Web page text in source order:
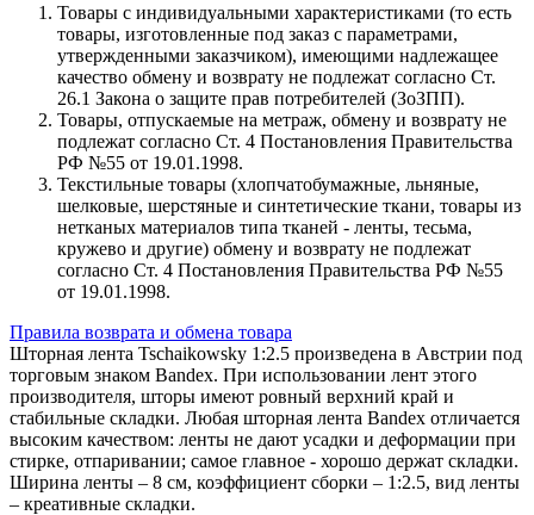
Товары с индивидуальными характеристиками (то есть
товары, изготовленные под заказ с параметрами,
утвержденными заказчиком), имеющими надлежащее
качество обмену и возврату не подлежат согласно Ст.
26.1 Закона о защите прав потребителей (ЗоЗПП).
Товары, отпускаемые на метраж, обмену и возврату не
подлежат согласно Ст. 4 Постановления Правительства
РФ №55 от 19.01.1998.
Текстильные товары (хлопчатобумажные, льняные,
шелковые, шерстяные и синтетические ткани, товары из
нетканых материалов типа тканей - ленты, тесьма,
кружево и другие) обмену и возврату не подлежат
согласно Ст. 4 Постановления Правительства РФ №55
от 19.01.1998.
Правила возврата и обмена товара
Шторная лента Tschaikowsky 1:2.5 произведена в Австрии под
торговым знаком Bandex. При использовании лент этого
производителя, шторы имеют ровный верхний край и
стабильные складки. Любая шторная лента Bandex отличается
высоким качеством: ленты не дают усадки и деформации при
стирке, отпаривании; самое главное - хорошо держат складки.
Ширина ленты – 8 см, коэффициент сборки – 1:2.5, вид ленты
– креативные складки.